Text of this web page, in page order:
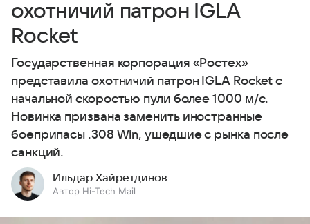
охотничий патрон IGLA
Rocket
Государственная корпорация «Ростех»
представила охотничий патрон IGLA Rocket с
начальной скоростью пули более 1000 м/с.
Новинка призвана заменить иностранные
боеприпасы .308 Win, ушедшие с рынка после
санкций.
Ильдар Хайретдинов
Автор Hi-Tech Mail